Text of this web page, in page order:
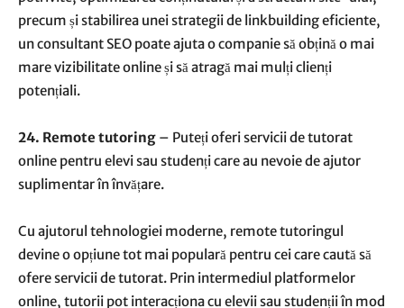
precum și stabilirea unei strategii de linkbuilding eficiente,
un consultant SEO poate ajuta o companie să obțină o mai
mare vizibilitate online și să atragă mai mulți clienți
potențiali.
24. Remote tutoring – Puteți oferi servicii de tutorat
online pentru elevi sau studenți care au nevoie de ajutor
suplimentar în învățare.
Cu ajutorul tehnologiei moderne, remote tutoringul
devine o opțiune tot mai populară pentru cei care caută să
ofere servicii de tutorat. Prin intermediul platformelor
online, tutorii pot interacționa cu elevii sau studenții în mod